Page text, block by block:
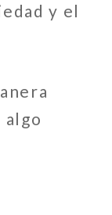
y el
algo